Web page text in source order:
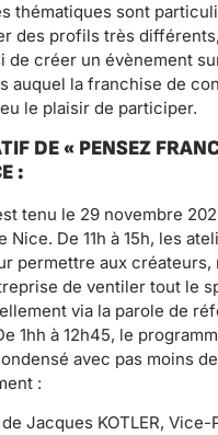
thématiques sont
des profils très
créer un évènement
auquel la franchise de
le plaisir de participer.
DE « PENSEZ
:
tenu le 29 novembre
Nice. De 11h à 15h, les
permettre aux créateurs,
de ventiler tout le
via la parole de
1hh à 12h45, le
avec pas moins
:
Jacques KOTLER,